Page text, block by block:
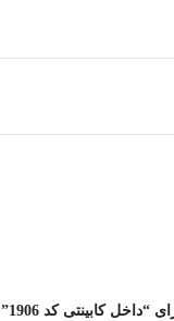
کابینتی کد 1906”